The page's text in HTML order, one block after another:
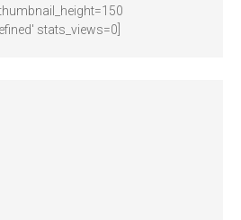
stats_views=0]